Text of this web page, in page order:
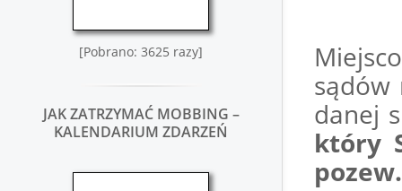
sądów
danej
który
pozew.
[Pobrano: 3625 razy]
JAK ZATRZYMAĆ MOBBING –
KALENDARIUM ZDARZEŃ